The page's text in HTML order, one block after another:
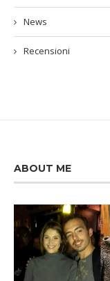
News
Recensioni
ABOUT ME